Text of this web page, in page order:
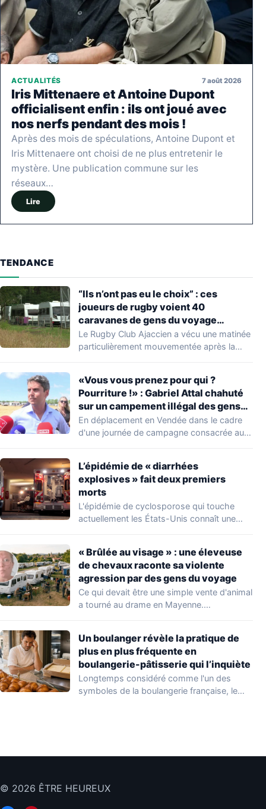
ACTUALITÉS 7 août 2026
Iris Mittenaere et Antoine Dupont
officialisent enfin : ils ont joué avec
nos nerfs pendant des mois !
Après des mois de spéculations, Antoine Dupont et
Iris Mittenaere ont choisi de ne plus entretenir le
mystère. Une publication commune sur les
réseaux…
Lire
TENDANCE
“Ils n’ont pas eu le choix” : ces
joueurs de rugby voient 40
caravanes de gens du voyage
s’installer dans leur stade, ils les
délogent en moins d’1 heure
Le Rugby Club Ajaccien a vécu une matinée
particulièrement mouvementée après la
«Vous vous prenez pour qui ?
Pourriture !» : Gabriel Attal chahuté
sur un campement illégal des gens
du voyage
En déplacement en Vendée dans le cadre
d'une journée de campagne consacrée aux
L’épidémie de « diarrhées
explosives » fait deux premiers
morts
L'épidémie de cyclosporose qui touche
actuellement les États-Unis connaît une
« Brûlée au visage » : une éleveuse
de chevaux raconte sa violente
agression par des gens du voyage
Ce qui devait être une simple vente d'animal
a tourné au drame en Mayenne.…
Un boulanger révèle la pratique de
plus en plus fréquente en
boulangerie-pâtisserie qui l’inquiète
Longtemps considéré comme l'un des
symboles de la boulangerie française, le
© 2026 ÊTRE HEUREUX